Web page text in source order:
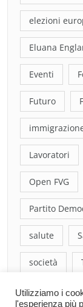
elezioni
Eluana
Eventi
Futuro
Lavoratori
Open FVG
Partito
salute
società
Utilizziamo i
l'esperienza più